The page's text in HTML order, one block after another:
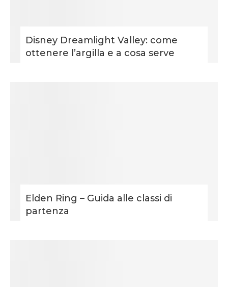
Disney Dreamlight Valley: come
ottenere l’argilla e a cosa serve
Elden Ring – Guida alle classi di
partenza